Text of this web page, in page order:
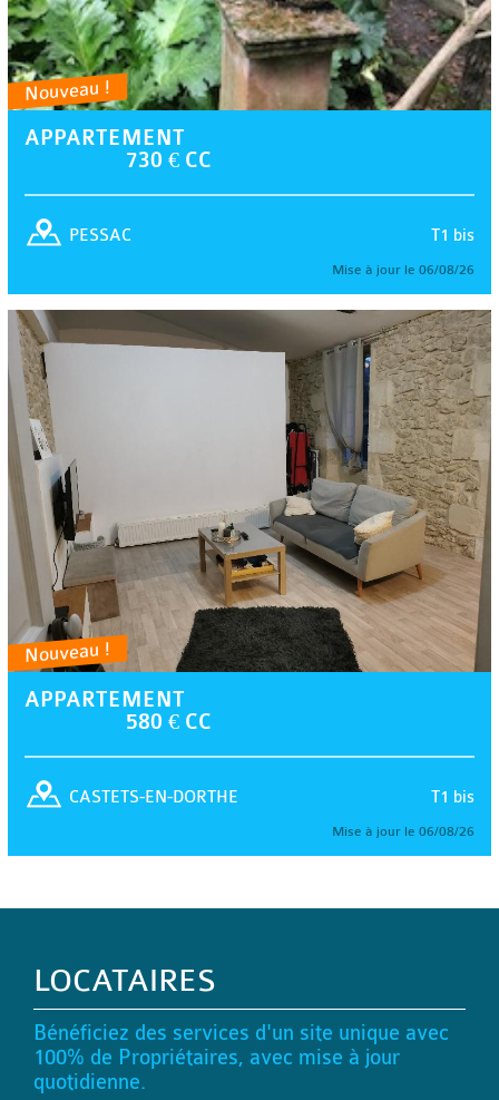
Nouveau !
APPARTEMENT
730 € CC
T1 bis
PESSAC
Mise à jour le 06/08/26
Nouveau !
APPARTEMENT
580 € CC
T1 bis
CASTETS-EN-DORTHE
Mise à jour le 06/08/26
LOCATAIRES
Bénéficiez des services d'un site unique avec
100% de Propriétaires, avec mise à jour
quotidienne.